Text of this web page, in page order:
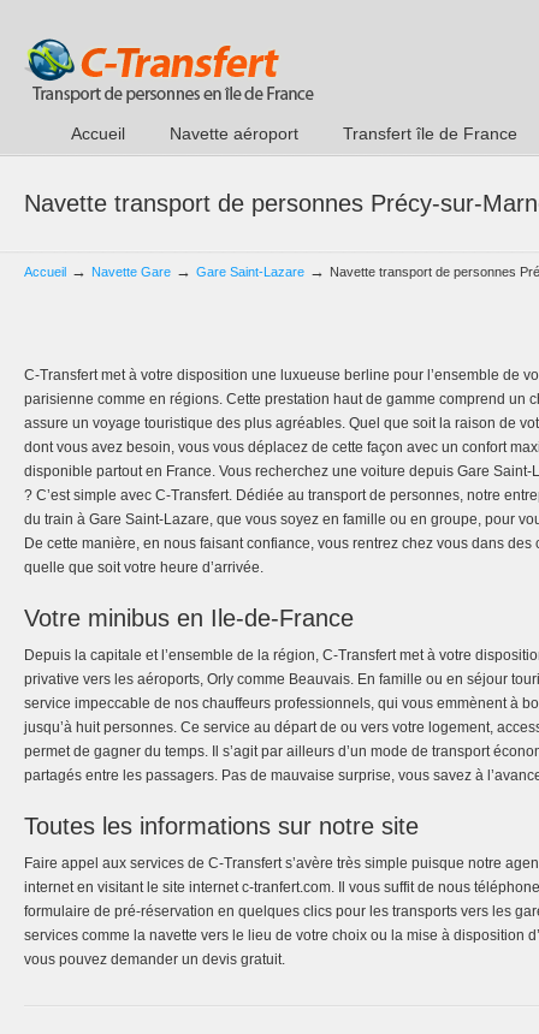
Accueil Navette aéroport Transfert île de France
Navette transport de personnes Précy-sur-
Accueil → Navette Gare → Gare Saint-Lazare → Navette transport de personnes
C-Transfert met à votre disposition une luxueuse berline pour l’ensemble de
parisienne comme en régions. Cette prestation haut de gamme comprend un
assure un voyage touristique des plus agréables. Quel que soit la raison de
dont vous avez besoin, vous vous déplacez de cette façon avec un confort
disponible partout en France. Vous recherchez une voiture depuis Gare Saint-
? C’est simple avec C-Transfert. Dédiée au transport de personnes, notre
du train à Gare Saint-Lazare, que vous soyez en famille ou en groupe, pour
De cette manière, en nous faisant confiance, vous rentrez chez vous dans
quelle que soit votre heure d’arrivée.
Votre minibus en Ile-de-France
Depuis la capitale et l’ensemble de la région, C-Transfert met à votre
privative vers les aéroports, Orly comme Beauvais. En famille ou en séjour
service impeccable de nos chauffeurs professionnels, qui vous emmènent à
jusqu’à huit personnes. Ce service au départ de ou vers votre logement,
permet de gagner du temps. Il s’agit par ailleurs d’un mode de transport
partagés entre les passagers. Pas de mauvaise surprise, vous savez à
Toutes les informations sur notre site
Faire appel aux services de C-Transfert s’avère très simple puisque notre
internet en visitant le site internet c-tranfert.com. Il vous suffit de nous
formulaire de pré-réservation en quelques clics pour les transports vers les
services comme la navette vers le lieu de votre choix ou la mise à disposition
vous pouvez demander un devis gratuit.